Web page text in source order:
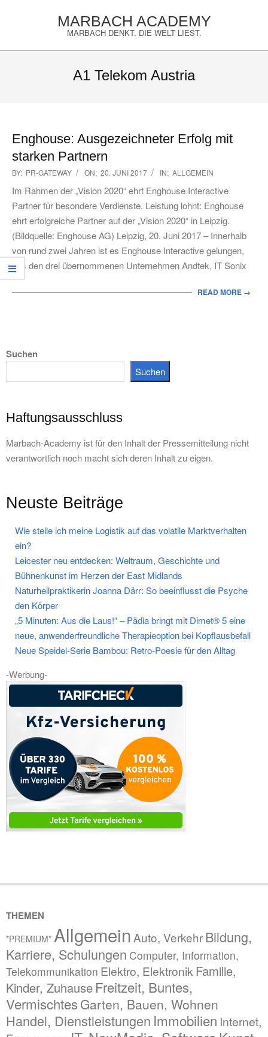
MARBACH ACADEMY
MARBACH DENKT. DIE WELT LIEST.
A1 Telekom Austria
Enghouse: Ausgezeichneter Erfolg mit
starken Partnern
2017-
06-
20
BY: PR-GATEWAY ON: 20. JUNI 2017 IN: ALLGEMEIN
Im Rahmen der „Vision 2020“ ehrt Enghouse Interactive
Partner für besondere Verdienste. Leistung lohnt: Enghouse
ehrt erfolgreiche Partner auf der „Vision 2020“ in Leipzig.
(Bildquelle: Enghouse AG) Leipzig, 20. Juni 2017 – Innerhalb
von rund zwei Jahren ist es Enghouse Interactive gelungen,
aus den drei übernommenen Unternehmen Andtek, IT Sonix
READ MORE →
Suchen
Suchen
Haftungsausschluss
Marbach-Academy ist für den Inhalt der Pressemitteilung nicht
verantwortlich noch macht sich deren Inhalt zu eigen.
Neuste Beiträge
Wie stelle ich meine Logistik auf das volatile Marktverhalten
ein?
Leicester neu entdecken: Weltraum, Geschichte und
Bühnenkunst im Herzen der East Midlands
Naturheilpraktikerin Joanna Därr: So beeinflusst die Psyche
den Körper
„5 Minuten: Aus die Laus!“ – Pädia bringt mit Dimet® 5 eine
neue, anwenderfreundliche Therapieoption bei Kopflausbefall
Neue Speidel-Serie Bambou: Retro-Poesie für den Alltag
-Werbung-
THEMEN
*PREMIUM* Allgemein Auto, VerkehrBildung,
Karriere, Schulungen Computer, Information,
Telekommunikation Elektro, Elektronik Familie,
Kinder, Zuhause Freitzeit, Buntes,
Vermischtes Garten, Bauen, Wohnen
Handel, Dienstleistungen Immobilien Internet,